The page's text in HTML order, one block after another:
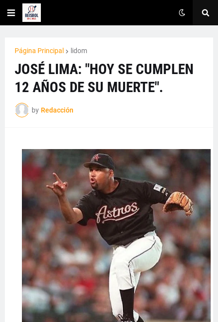
Página Principal lidom
JOSÉ LIMA: "HOY SE CUMPLEN
12 AÑOS DE SU MUERTE".
by Redacción